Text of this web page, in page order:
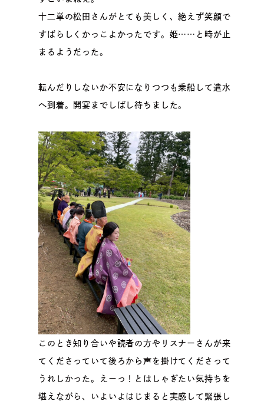
十二単の松田さんがとても美しく、絶えず笑顔で
すばらしくかっこよかったです。姫……と時が止
まるようだった。
転んだりしないか不安になりつつも乗船して遣水
へ到着。開宴までしばし待ちました。
このとき知り合いや読者の方やリスナーさんが来
てくださっていて後ろから声を掛けてくださって
うれしかった。えーっ！とはしゃぎたい気持ちを
堪えながら、いよいよはじまると実感して緊張し